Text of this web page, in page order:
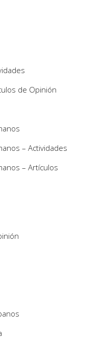
de Opinión
– Actividades
– Artículos